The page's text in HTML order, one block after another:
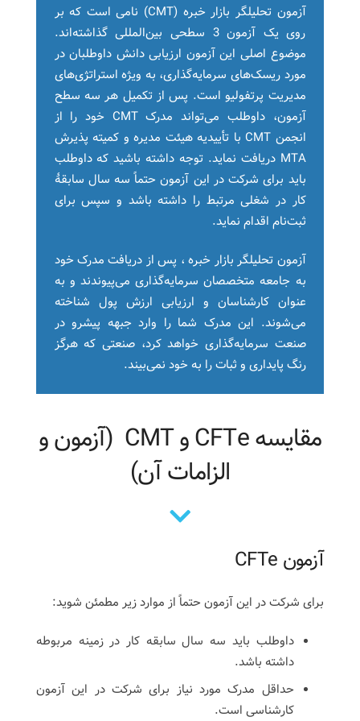
آزمون تحلیلگر بازار خبره (CMT) نامی است که بر
روی یک آزمون 3 سطحی بین‌المللی گذاشته‌اند.
موضوع اصلی این آزمون ارزیابی دانش داوطلبان در
مورد ریسک‌های سرمایه‌گذاری، به ویژه استراتژی‌های
مدیریت پرتفولیو است. پس از تکمیل هر سه سطح
آزمون، داوطلب می‌تواند مدرک CMT خود را از
انجمن CMT با تأییدیه هیئت مدیره و کمیته پذیرش
MTA دریافت نماید. توجه داشته باشید که داوطلب
باید برای شرکت در این آزمون حتماً سه سال سابقۀ
کار در شغلی مرتبط را داشته باشد و سپس برای
ثبت‌نام اقدام نماید.
آزمون تحلیلگر بازار خبره ، پس از دریافت مدرک خود
به جامعه متخصصان سرمایه‌گذاری می‌پیوندند و به
عنوان کارشناسان و ارزیابی ارزش پول شناخته
می‌شوند. این مدرک شما را وارد جبهه پیشرو در
صنعت سرمایه‌گذاری خواهد کرد، صنعتی که هرگز
رنگ پایداری و ثبات را به خود نمی‌بیند.
مقایسه CFTe و CMT (آزمون و
الزامات آن)
آزمون CFTe
برای شرکت در این آزمون حتماً از موارد زیر مطمئن شوید:
داوطلب باید سه سال سابقه کار در زمینه مربوطه
داشته باشد.
حداقل مدرک مورد نیاز برای شرکت در این آزمون
کارشناسی است.